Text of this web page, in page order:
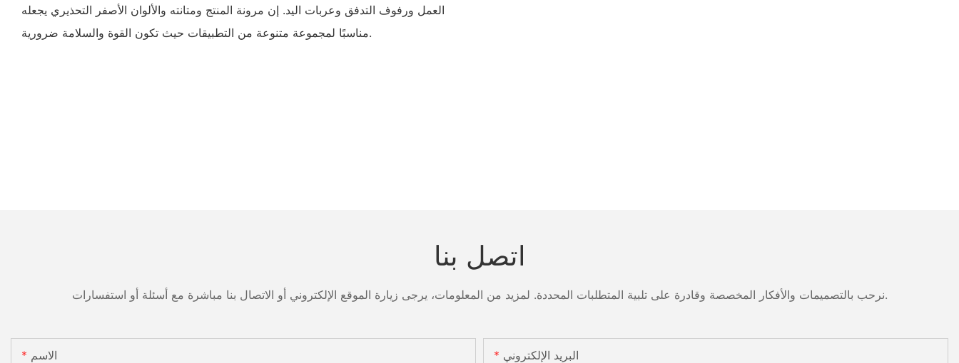
العمل ورفوف التدفق وعربات اليد. إن مرونة المنتج ومتانته والألوان الأصفر التحذيري يجعله
مناسبًا لمجموعة متنوعة من التطبيقات حيث تكون القوة والسلامة ضرورية.
اتصل بنا
نرحب بالتصميمات والأفكار المخصصة وقادرة على تلبية المتطلبات المحددة. لمزيد من المعلومات، يرجى زيارة الموقع الإلكتروني أو الاتصال بنا مباشرة مع أسئلة أو استفسارات.
الاسم البريد الإلكتروني